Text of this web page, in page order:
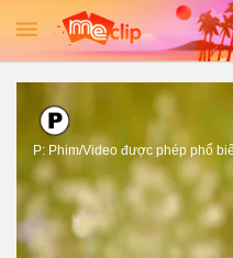
P: Phim/Video được phép phổ